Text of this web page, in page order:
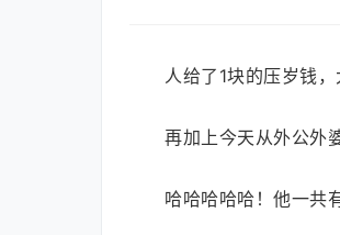
人给了1块的压岁钱
再加上今天从外公外
哈哈哈哈哈！他一共